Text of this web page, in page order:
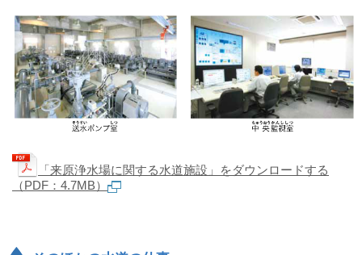
「来原浄水場に関する水道施設」をダウンロードする
（PDF：4.7MB）